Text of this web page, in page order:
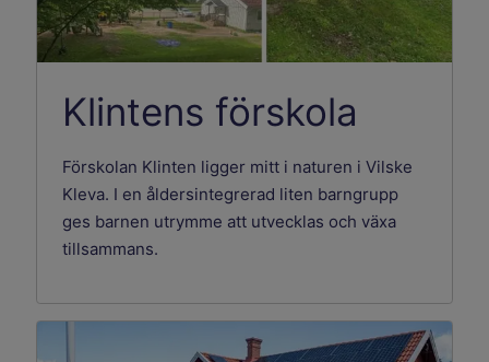
Klintens förskola
Förskolan Klinten ligger mitt i naturen i Vilske
Kleva. I en åldersintegrerad liten barngrupp
ges barnen utrymme att utvecklas och växa
tillsammans.